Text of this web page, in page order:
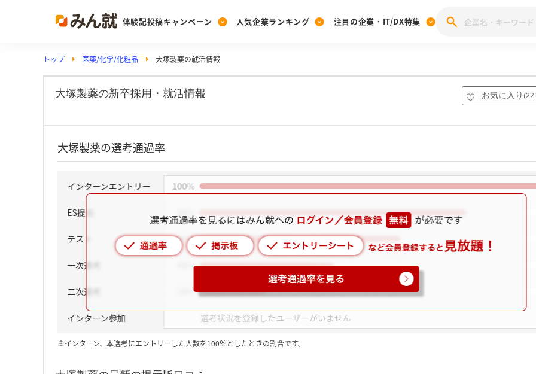
体験記投稿キャンペーン
Post
投稿する
[27卒] 本選考体験記投稿キャンペーン
人気企業ランキング
Ranking
ランキングを見る
みん
注目の企業・IT/DX特集
PickUp
注目の企業特集
28卒 IT・DX企業特集 27卒 IT・DX企業特集 28卒
動画で知ろう！業界・企業研究
トップ 医薬/化学/化粧品 大塚製薬の就活情報
大塚製薬の新卒採用・就活情報 お気に入り (
大塚製薬の選考通過率
※インターン、本選考にエントリーした人数を100％としたときの割合です。